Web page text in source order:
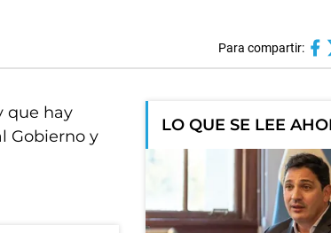
Para compartir:
que hay
Gobierno y
LO QUE SE LEE